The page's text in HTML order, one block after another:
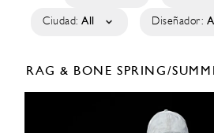
Ciudad: All Diseñador:
RAG & BONE SPRING/